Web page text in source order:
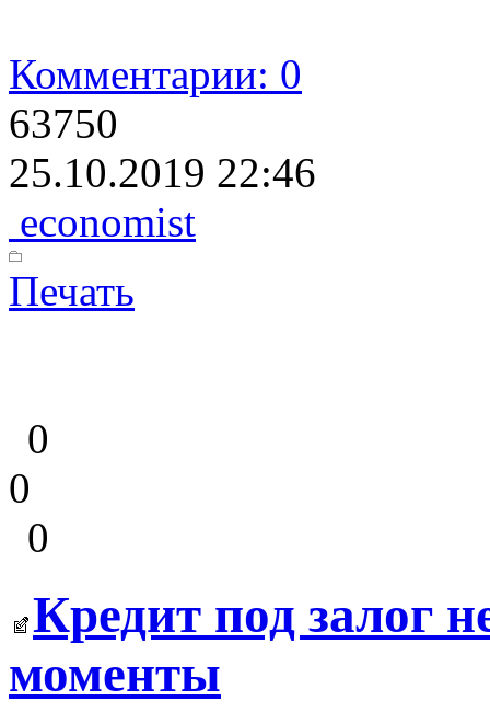
Комментарии: 0
63750
25.10.2019 22:46
economist
Печать
0
0
0
Кредит под залог
моменты